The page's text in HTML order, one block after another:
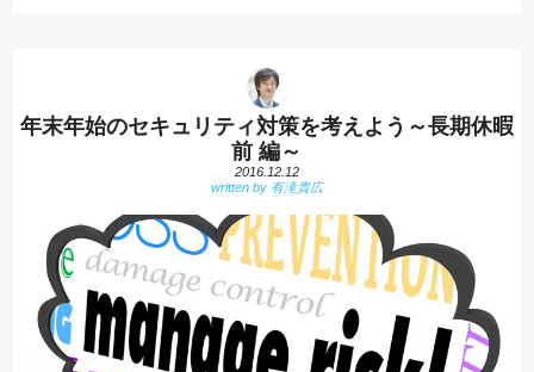
年末年始のセキュリティ対策を考えよう～長期休暇
前 編～
2016.12.12